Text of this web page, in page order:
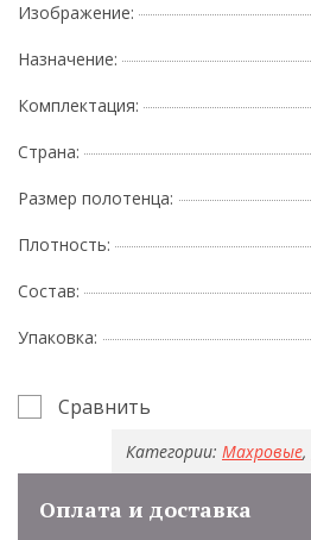
Изображение:
Назначение:
Комплектация:
Страна:
Размер полотенца:
Плотность:
Состав:
Упаковка:
Сравнить
Категории: Махровые,
Оплата и доставка